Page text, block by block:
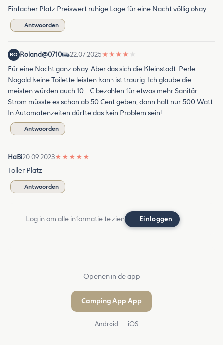
Einfacher Platz Preiswert ruhige Lage für eine Nacht völlig okay
Antwoorden
RO Roland@0710 22.07.2025★ ★ ★ ★ ★
Für eine Nacht ganz okay. Aber das sich die Kleinstadt-Perle
Nagold keine Toilette leisten kann ist traurig. Ich glaube die
meisten würden auch 10. -€ bezahlen für etwas mehr Sanitär.
Strom müsste es schon ab 50 Cent geben, dann halt nur 500 Watt.
In Automatenzeiten dürfte das kein Problem sein!
Antwoorden
HaBi20.09.2023★ ★ ★ ★ ★
Toller Platz
Antwoorden
Log in om alle informatie te zien Einloggen
Openen in de app
Camping App App
Android iOS